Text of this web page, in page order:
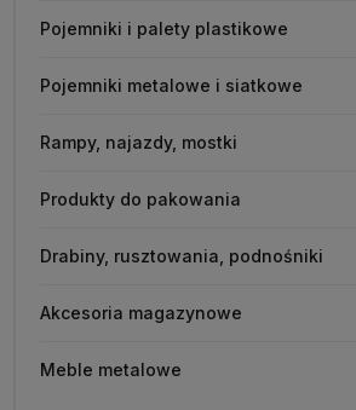
Pojemniki i palety plastikowe
Pojemniki metalowe i siatkowe
Rampy, najazdy, mostki
Produkty do pakowania
Drabiny, rusztowania, podnośniki
Akcesoria magazynowe
Meble metalowe